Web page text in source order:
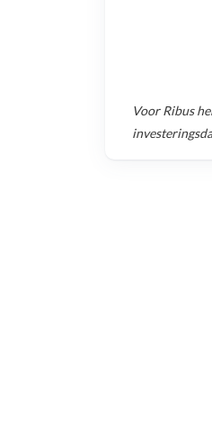
VoorRibus